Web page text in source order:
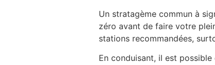
Un stratagème commun à
zéro avant de faire votre
stations recommandées,
En conduisant, il est